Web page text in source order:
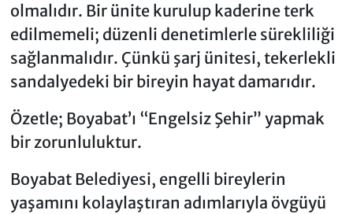
olmalıdır. Bir ünite kurulup kaderine terk
edilmemeli; düzenli denetimlerle sürekliliği
sağlanmalıdır. Çünkü şarj ünitesi, tekerlekli
sandalyedeki bir bireyin hayat damarıdır.
Özetle; Boyabat’ı “Engelsiz Şehir” yapmak
bir zorunluluktur.
Boyabat Belediyesi, engelli bireylerin
yaşamını kolaylaştıran adımlarıyla övgüyü